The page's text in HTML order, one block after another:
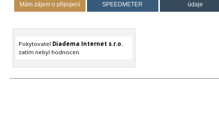
Mám zájem o připojení
SPEEDMETER
údaje
Pokytovatel Diadema Internet s.r.o.
zatím nebyl hodnocen.